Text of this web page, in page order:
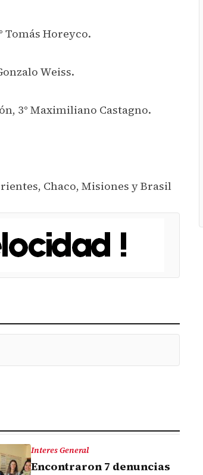
Tomás Horeyco.
Weiss.
3° Maximiliano Castagno.
Chaco, Misiones y Brasil
Interes General
Encontraron 7 denuncias